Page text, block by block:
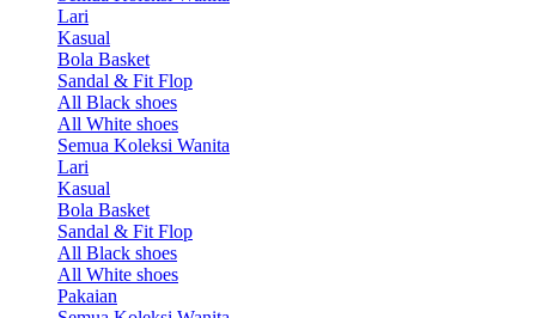
Lari
Kasual
Bola Basket
Sandal & Fit Flop
All Black shoes
All White shoes
Semua Koleksi Wanita
Lari
Kasual
Bola Basket
Sandal & Fit Flop
All Black shoes
All White shoes
Pakaian